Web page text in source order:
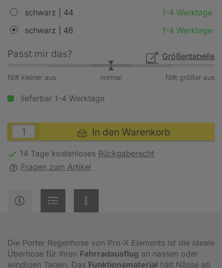
schwarz | 44
1-4 Werktage
schwarz | 46
1-4 Werktage
Größentabelle
Passt mir das?
fällt kleiner aus fällt größer aus
normal
lieferbar 1-4 Werktage
In den Warenkorb
14 Tage kostenloses Rückgaberecht
Fragen zum Artikel
Die Porter Regenhose von Pro-X Elements ist die ideale
Überhose für Ihren Fahrradausflug an nassen oder
windigen Tagen. Das Funktionsmaterial hält Nässe ab